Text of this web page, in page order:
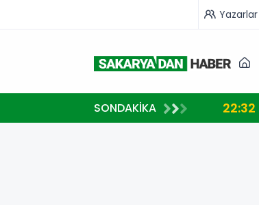
Yazarlar
SONDAKİKA 22:32